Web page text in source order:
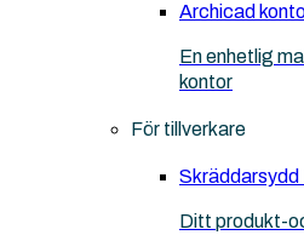
Archicad
En enhetlig
kontor
För tillverkare
Ditt produkt-